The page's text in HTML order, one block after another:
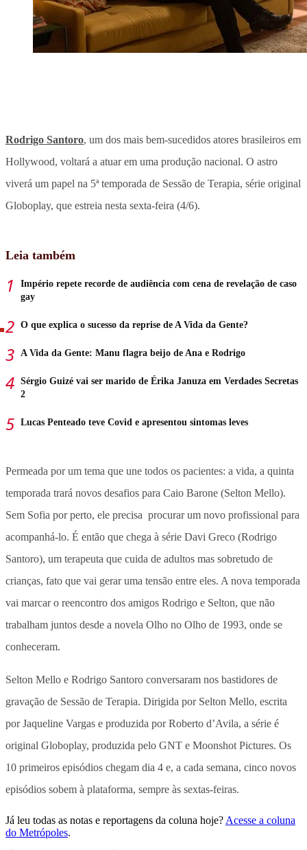
Rodrigo Santoro, um dos mais bem-sucedidos atores brasileiros em
Hollywood, voltará a atuar em uma produção nacional. O astro
viverá um papel na 5ª temporada de Sessão de Terapia, série original
Globoplay, que estreia nesta sexta-feira (4/6).
Leia também
Império repete recorde de audiência com cena de revelação de caso
gay
O que explica o sucesso da reprise de A Vida da Gente?
A Vida da Gente: Manu flagra beijo de Ana e Rodrigo
Sérgio Guizé vai ser marido de Érika Januza em Verdades Secretas
2
Lucas Penteado teve Covid e apresentou sintomas leves
Permeada por um tema que une todos os pacientes: a vida, a quinta
temporada trará novos desafios para Caio Barone (Selton Mello).
Sem Sofia por perto, ele precisa procurar um novo profissional para
acompanhá-lo. É então que chega à série Davi Greco (Rodrigo
Santoro), um terapeuta que cuida de adultos mas sobretudo de
crianças, fato que vai gerar uma tensão entre eles. A nova temporada
vai marcar o reencontro dos amigos Rodrigo e Selton, que não
trabalham juntos desde a novela Olho no Olho de 1993, onde se
conheceram.
Selton Mello e Rodrigo Santoro conversaram nos bastidores de
gravação de Sessão de Terapia. Dirigida por Selton Mello, escrita
por Jaqueline Vargas e produzida por Roberto d’Avila, a série é
original Globoplay, produzida pelo GNT e Moonshot Pictures. Os
10 primeiros episódios chegam dia 4 e, a cada semana, cinco novos
episódios sobem à plataforma, sempre às sextas-feiras.
Já leu todas as notas e reportagens da coluna hoje? Acesse a coluna
do Metrópoles.